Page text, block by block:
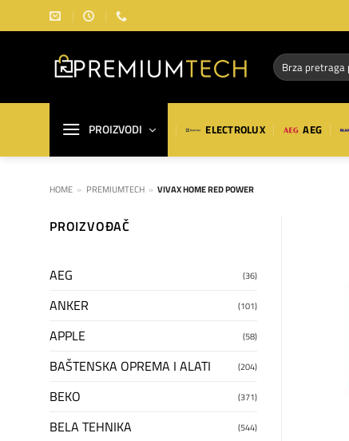
na
Pretraga
za:
PROIZVODI ELECTROLUX AEG
HOME » PREMIUMTECH » VIVAX HOME RED POWER
PROIZVOĐAČ
AEG (36)
ANKER (101)
APPLE (58)
BAŠTENSKA OPREMA I ALATI (204)
BEKO (371)
BELA TEHNIKA (544)